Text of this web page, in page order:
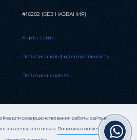
для совершенствования работы сайта и
опыта. Политика cookies
#16282 (БЕЗ НАЗВАНИЯ)
Карта сайта
Политика конфиденциальности
Политика cookies